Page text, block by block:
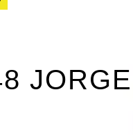
JORGE